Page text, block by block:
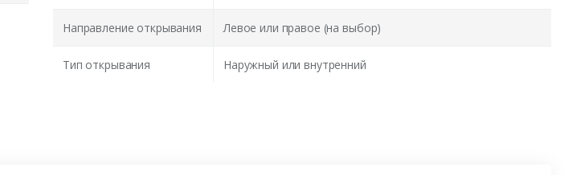
Направление открывания Левое или правое (на выбор)
Тип открывания Наружный или внутренний